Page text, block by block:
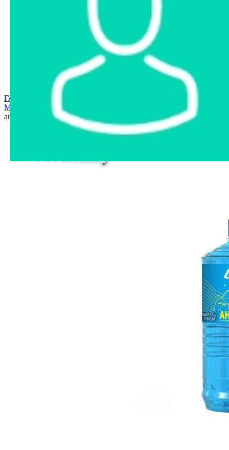
Арестованное имущество
Реестр несостоявшихся торгов
Реестр переоценок
Государственное имущество
Главная страница
Могилев
LN1227 Омыватель стекол летний, концентрат,
анти муха, CRUSTAL, 1л/РФ.